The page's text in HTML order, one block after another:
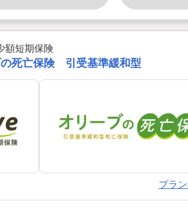
額短期保険
死亡保険 引受基準緩和型
プラ